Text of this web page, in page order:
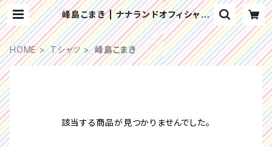
峰島こまき | ナナランドオフィシャル
ショップ
HOME Tシャツ 峰島こまき
該当する商品が見つかりませんでした。